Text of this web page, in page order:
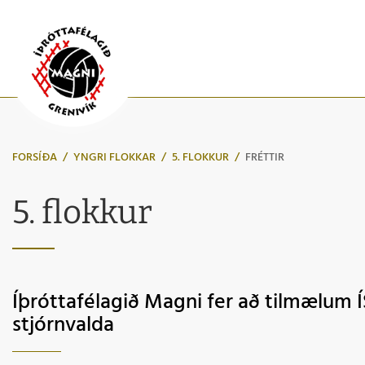
FORSÍÐA / YNGRI FLOKKAR / 5. FLOKKUR / FRÉTTIR
5. flokkur
Íþróttafélagið Magni fer að tilmælum
stjórnvalda